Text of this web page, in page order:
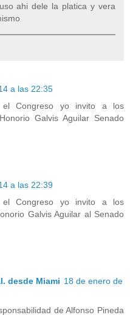
ahi dele la platica y vera
a las 22:35
Congreso yo invito a los
Galvis Aguilar Senado
a las 22:39
Congreso yo invito a los
Galvis Aguilar al Senado
desde Miami 18 de enero de
de Alfonso Pineda